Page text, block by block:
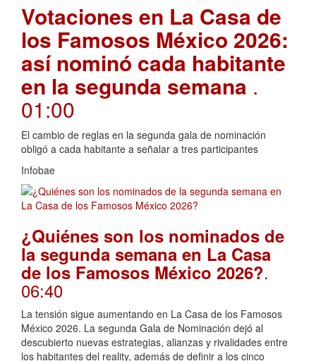
Votaciones en La Casa de
los Famosos México 2026:
así nominó cada habitante
en la segunda semana .
01:00
El cambio de reglas en la segunda gala de nominación
obligó a cada habitante a señalar a tres participantes
Infobae
¿Quiénes son los nominados de
la segunda semana en La Casa
de los Famosos México 2026?.
06:40
La tensión sigue aumentando en La Casa de los Famosos
México 2026. La segunda Gala de Nominación dejó al
descubierto nuevas estrategias, alianzas y rivalidades entre
los habitantes del reality, además de definir a los cinco